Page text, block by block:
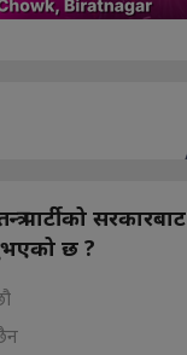
पार्टीको सरकारबाट
छ ?